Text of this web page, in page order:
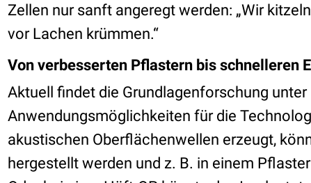
Zellen nur sanft angeregt werden: „Wir
vor Lachen krümmen.“
Von verbesserten Pflastern bis schnelleren
Aktuell findet die Grundlagenforschung
Anwendungsmöglichkeiten für die
akustischen Oberflächenwellen erzeugt,
hergestellt werden und z. B. in einem